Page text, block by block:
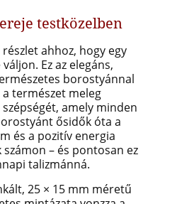
testközelben
ahhoz, hogy egy
Ez az elegáns,
borostyánnal
természet meleg
amely minden
ősidők óta a
és a pozitív energia
– és pontosan ez
talizmánná.
25 × 15 mm méretű